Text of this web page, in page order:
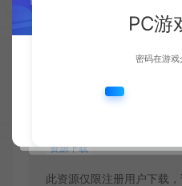
资源下载
此资源仅限注册用户下载
PC游
密码在游戏